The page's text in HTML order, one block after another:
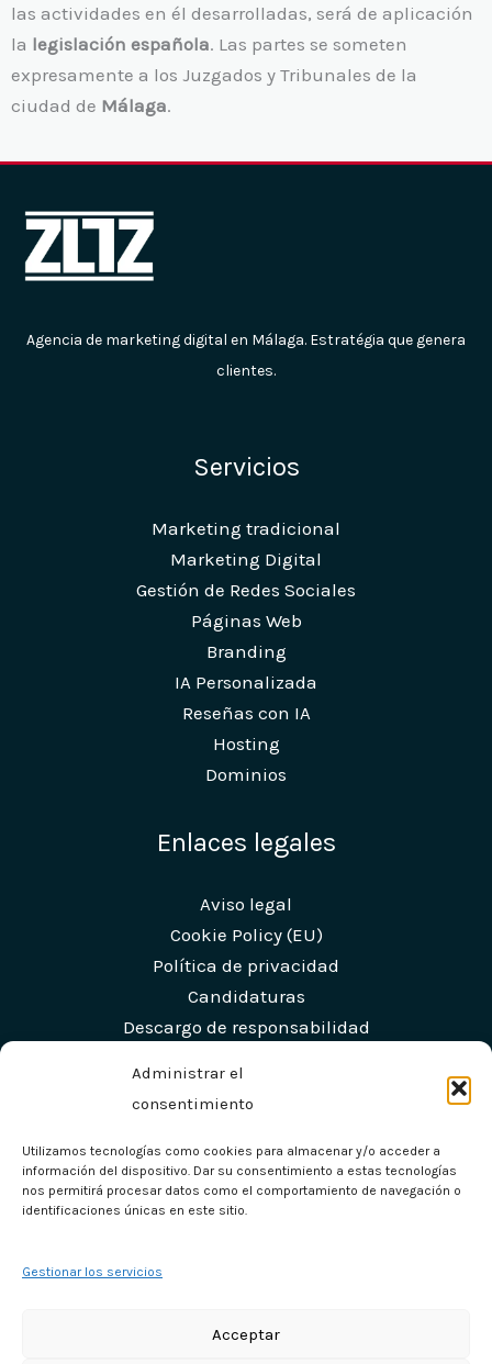
Administrar el
consentimiento
Utilizamos tecnologías como cookies para almacenar y/o acceder a
información del dispositivo. Dar su consentimiento a estas tecnologías
nos permitirá procesar datos como el comportamiento de navegación o
identificaciones únicas en este sitio.
Gestionar los servicios
Acceptar
las actividades en él desarrolladas, será de aplicación
la legislación española. Las partes se someten
expresamente a los Juzgados y Tribunales de la
ciudad de Málaga.
Agencia de marketing digital en Málaga. Estratégia que genera
clientes.
Servicios
Marketing tradicional
Marketing Digital
Gestión de Redes Sociales
Páginas Web
Branding
IA Personalizada
Reseñas con IA
Hosting
Dominios
Enlaces legales
Aviso legal
Cookie Policy (EU)
Política de privacidad
Candidaturas
Descargo de responsabilidad
Calle Limonar, 14, Alhaurín de la Torre, Málaga